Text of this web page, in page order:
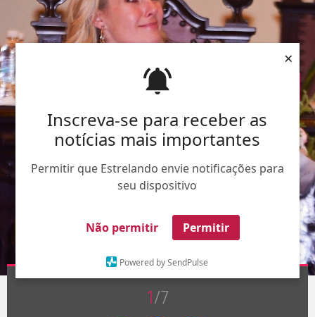
Inscreva-se para receber as
notícias mais importantes
Permitir que Estrelando envie notificações para
seu dispositivo
Não permitir Permitir
Powered by SendPulse
×
1/7